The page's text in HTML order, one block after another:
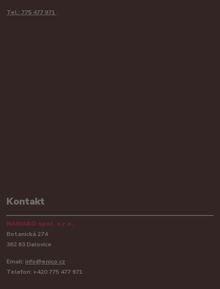
Tel.: 775 477 971
Kontakt
NASIAKO spol. s.r.o.
Botanická 274
362 63 Dalovice
Email: info@enico.cz
Telefon: +420 775 477 971